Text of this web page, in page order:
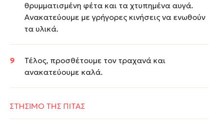
θρυμματισμένη φέτα και τα χτυπημένα αυγά.
Ανακατεύουμε με γρήγορες κινήσεις να ενωθούν
τα υλικά.
Τέλος, προσθέτουμε τον τραχανά και
ανακατεύουμε καλά.
ΣΤΗΣΙΜΟ ΤΗΣ ΠΙΤΑΣ